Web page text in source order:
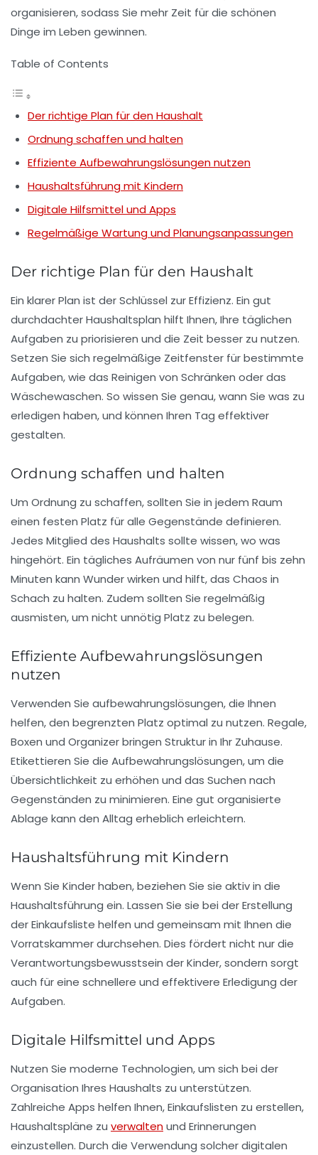
organisieren, sodass Sie mehr Zeit für die schönen
Dinge im Leben gewinnen.
Table of Contents
Der richtige Plan für den Haushalt
Ordnung schaffen und halten
Effiziente Aufbewahrungslösungen nutzen
Haushaltsführung mit Kindern
Digitale Hilfsmittel und Apps
Regelmäßige Wartung und Planungsanpassungen
Der richtige Plan für den Haushalt
Ein klarer Plan ist der Schlüssel zurEffizienz. Ein gut
durchdachterHaushaltsplan hilft Ihnen, Ihre täglichen
Aufgaben zu priorisieren und die Zeit besser zu nutzen.
Setzen Sie sich regelmäßige Zeitfenster für bestimmte
Aufgaben, wie das Reinigen von Schränken oder das
Wäschewaschen. So wissen Sie genau, wann Sie was zu
erledigen haben, und können Ihren Tag effektiver
gestalten.
Ordnung schaffen und halten
Um Ordnung zu schaffen, sollten Sie in jedem Raum
einen festen Platz für alle Gegenstände definieren.
Jedes Mitglied des Haushalts sollte wissen, wo was
hingehört. Ein tägliches Aufräumen von nur fünf bis zehn
Minuten kann Wunder wirken und hilft, das Chaos in
Schach zu halten. Zudem sollten Sie regelmäßig
ausmisten, um nicht unnötig Platz zu belegen.
Effiziente Aufbewahrungslösungen
nutzen
Verwenden Sie aufbewahrungslösungen, die Ihnen
helfen, den begrenzten Platz optimal zu nutzen. Regale,
Boxen und Organizer bringen Struktur in Ihr Zuhause.
Etikettieren Sie die Aufbewahrungslösungen, um die
Übersichtlichkeit zu erhöhen und das Suchen nach
Gegenständen zu minimieren. Eine gut organisierte
Ablage kann den Alltag erheblich erleichtern.
Haushaltsführung mit Kindern
Wenn Sie Kinder haben, beziehen Sie sie aktiv in die
Haushaltsführung ein. Lassen Sie sie bei der Erstellung
der Einkaufsliste helfen und gemeinsam mit Ihnen die
Vorratskammer durchsehen. Dies fördert nicht nur die
Verantwortungsbewusstsein der Kinder, sondern sorgt
auch für eine schnellere und effektivere Erledigung der
Aufgaben.
Digitale Hilfsmittel und Apps
Nutzen Sie moderne Technologien, um sich bei der
Organisation Ihres Haushalts zu unterstützen.
Zahlreiche Apps helfen Ihnen, Einkaufslisten zu erstellen,
Haushaltspläne zu verwaltenund Erinnerungen
einzustellen. Durch die Verwendung solcher digitalen